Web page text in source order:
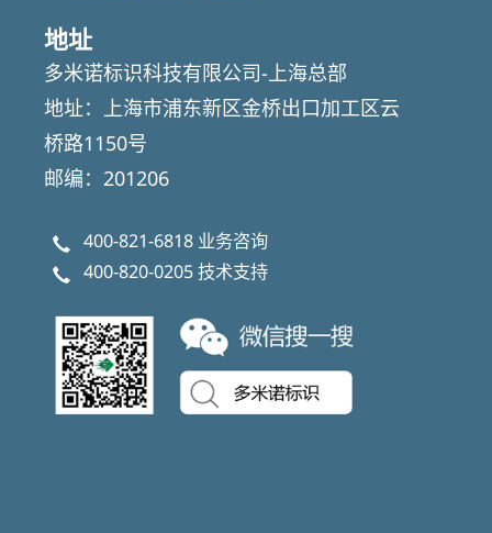
地址
多米诺标识科技有限公司-上海总部
地址：上海市浦东新区金桥出口加工区云
桥路1150号
邮编：201206
400-821-6818 业务咨询
400-820-0205技术支持